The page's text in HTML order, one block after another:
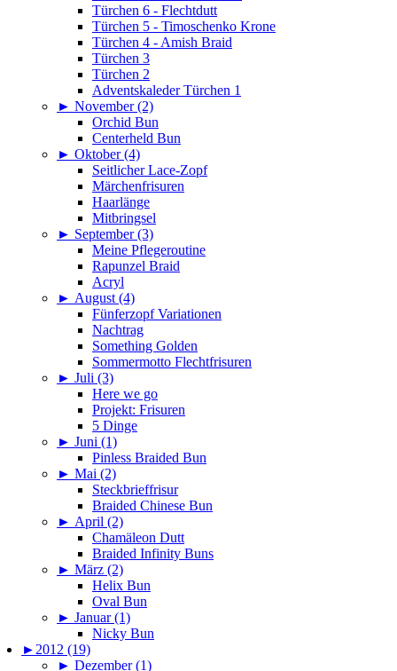
Türchen 6 - Flechtdutt
Türchen 5 - Timoschenko Krone
Türchen 4 - Amish Braid
Türchen 3
Türchen 2
Adventskaleder Türchen 1
► November (2)
Orchid Bun
Centerheld Bun
► Oktober (4)
Seitlicher Lace-Zopf
Märchenfrisuren
Haarlänge
Mitbringsel
► September (3)
Meine Pflegeroutine
Rapunzel Braid
Acryl
► August (4)
Fünferzopf Variationen
Nachtrag
Something Golden
Sommermotto Flechtfrisuren
► Juli (3)
Here we go
Projekt: Frisuren
5 Dinge
► Juni (1)
Pinless Braided Bun
► Mai (2)
Steckbrieffrisur
Braided Chinese Bun
► April (2)
Chamäleon Dutt
Braided Infinity Buns
► März (2)
Helix Bun
Oval Bun
► Januar (1)
Nicky Bun
► 2012 (19)
► Dezember (1)